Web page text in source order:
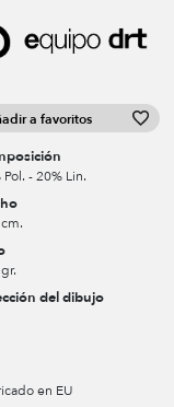
a favoritos
Pol. - 20% Lin.
del dibujo
en EU